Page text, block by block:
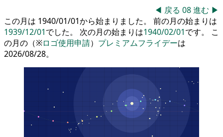
◀ 戻る 08進む ▶
この月は 1940/01/01から始まりました。 前の月の始まりは
1939/12/01でした。 次の月の始まりは1940/02/01です。 こ
の月の（※ロゴ使用申請） プレミアムフライデーは
2026/08/28。